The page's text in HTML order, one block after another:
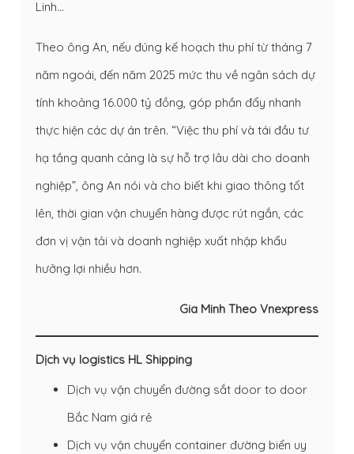
Linh…
Theo ông An, nếu đúng kế hoạch thu phí từ tháng 7
năm ngoái, đến năm 2025 mức thu về ngân sách dự
tính khoảng 16.000 tỷ đồng, góp phần đẩy nhanh
thực hiện các dự án trên. “Việc thu phí và tái đầu tư
hạ tầng quanh cảng là sự hỗ trợ lâu dài cho doanh
nghiệp”, ông An nói và cho biết khi giao thông tốt
lên, thời gian vận chuyển hàng được rút ngắn, các
đơn vị vận tải và doanh nghiệp xuất nhập khẩu
hưởng lợi nhiều hơn.
Gia Minh Theo Vnexpress
Dịch vụ logistics HL Shipping
Dịch vụ vận chuyển đường sắt door to door
Bắc Nam giá rẻ
Dịch vụ vận chuyển container đường biển uy